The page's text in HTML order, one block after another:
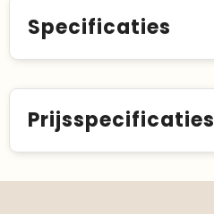
Specificaties
Prijsspecificaties